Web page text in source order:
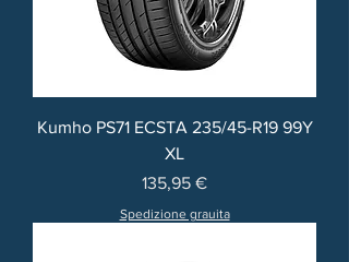
Kumho PS71 ECSTA 235/45-R19 99Y
XL
Prezzo
135,95 €
Spedizione grauita